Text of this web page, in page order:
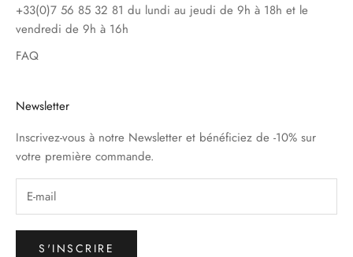
+33(0)7 56 85 32 81 du lundi au jeudi de 9h à 18h et le
vendredi de 9h à 16h
FAQ
Newsletter
Inscrivez-vous à notre Newsletter et bénéficiez de -10% sur
votre première commande.
S'INSCRIRE